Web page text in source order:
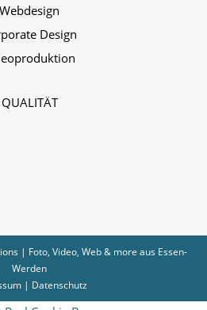
Webdesign
Design
QUALITÄT
| Foto, Video, Web & more aus Essen-
Werden
| Datenschutz